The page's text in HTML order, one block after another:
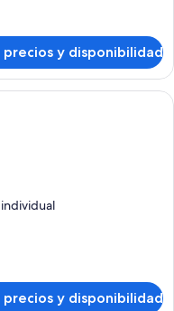
precios y disponibilidad
de hotel con dos camas,
individual
precios y disponibilidad